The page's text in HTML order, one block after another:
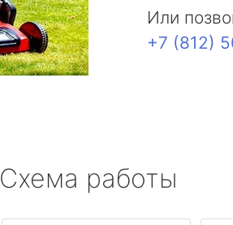
Или
+7 (812)
Схема работы